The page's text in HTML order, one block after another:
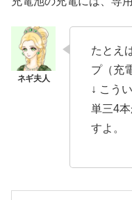
たとえ
プ（充
↓ こう
単三4
すよ。